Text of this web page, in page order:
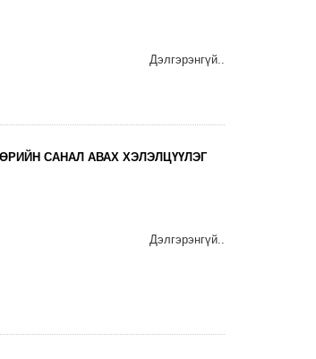
Дэлгэрэнгүй..
САНАЛ АВАХ ХЭЛЭЛЦҮҮЛЭГ
Дэлгэрэнгүй..